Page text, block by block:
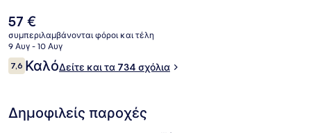
Θα βρείτε ακόμη 2 μπαρ/lounge, μπαρ με σνακ/ντελικατέσεν
και κήπο. Άλλοι ταξιδιώτες λένε εξαιρετικά πράγματα για το
εξυπηρετικό προσωπικό.
Η
τρέχουσα
τιμή
είναι
57 €
57 €
συμπεριλαμβάνονται φόροι και τέλη
9 Αυγ - 10 Αυγ
Σχόλια
7,67,6 στα 10
ΚαλόΔείτε και τα 734 σχόλια
Δημοφιλείς παροχές